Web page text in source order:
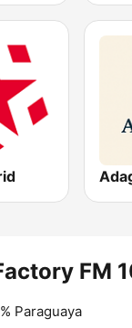
FM
Paraguaya